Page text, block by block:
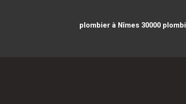
plombier à Nîmes 30000